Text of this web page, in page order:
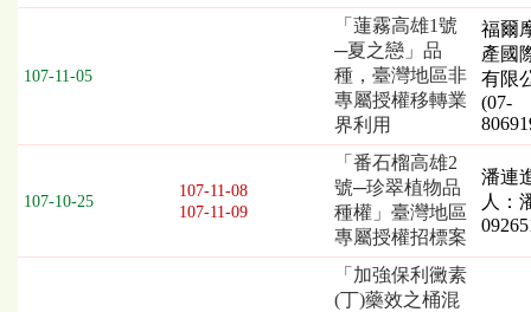
107-11-05
「蓮霧高雄1號
─夏之戀」品
種，臺灣地區非
專屬授權移轉業
界利用
福爾
產國
有限
(07-
107-10-25
107-11-08
107-11-09
「番石榴高雄2
號─珍翠植物品
種權」臺灣地區
專屬授權招標案
潘連
人：
「加強保利黴素
(丁)藥效之桶混